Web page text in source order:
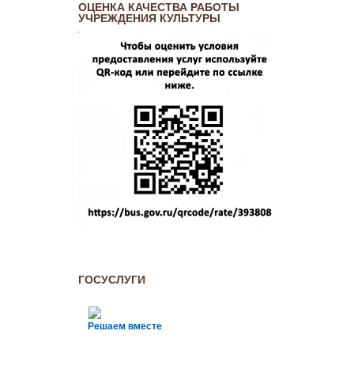
ОЦЕНКА КАЧЕСТВА РАБОТЫ
УЧРЕЖДЕНИЯ КУЛЬТУРЫ
ГОСУСЛУГИ
Решаем вместе